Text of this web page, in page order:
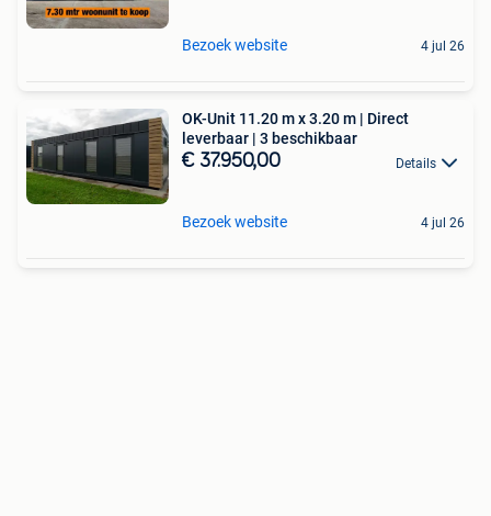
Bezoek website 4 jul 26
OK-Unit 11.20 m x 3.20 m | Direct
leverbaar | 3 beschikbaar
€ 37.950,00 Details
Bezoek website 4 jul 26